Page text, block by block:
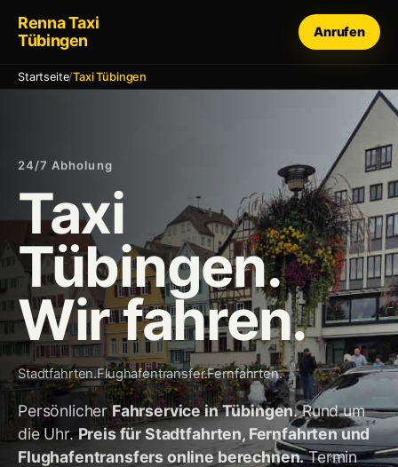
Renna Taxi
Tübingen
Anrufen
Startseite/Taxi Tübingen
24/7 Abholung
Taxi
Tübingen.
Wir fahren.
Stadtfahrten.Flughafentransfer.Fernfahrten.
PersönlicherFahrservice in Tübingen. Rund um
die Uhr. Preis für Stadtfahrten, Fernfahrten und
Flughafentransfers online berechnen.Termin